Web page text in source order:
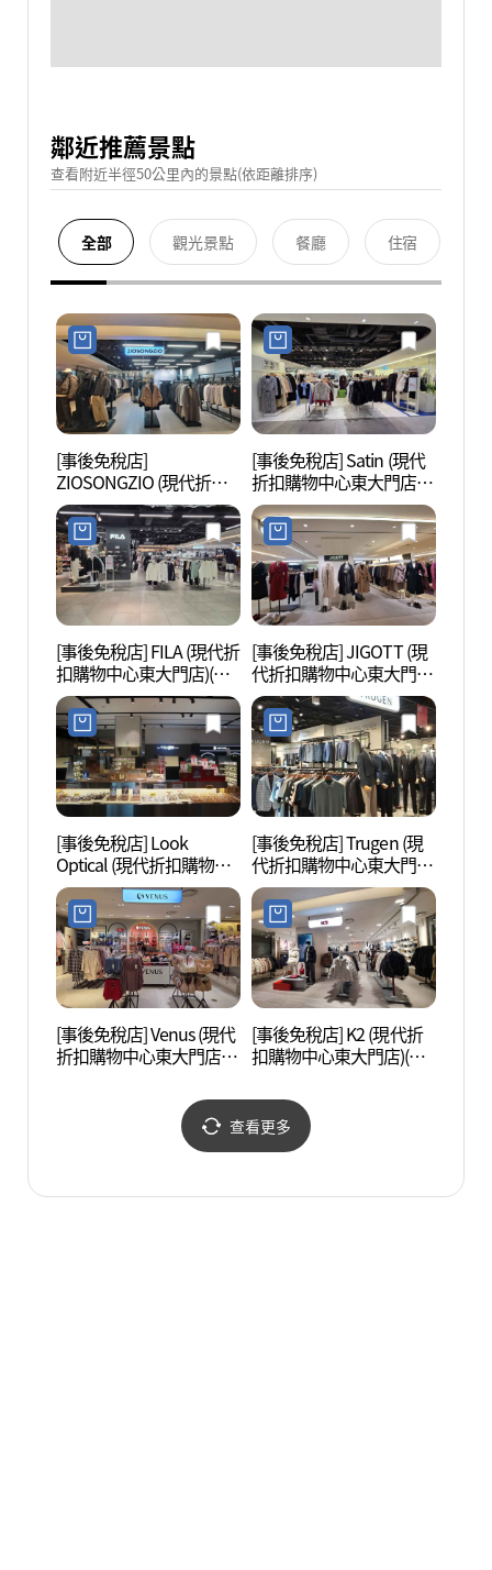
鄰近推薦景點
查看附近半徑50公里內的景點(依距離排序)
全部 觀光景點 餐廳 住宿
[事後免稅店]
ZIOSONGZIO (現代折扣
購物中心東大門店)(지오
송지오 현대아울렛 동대
문점)
[事後免稅店] Satin (現代
折扣購物中心東大門店)
(샤틴 현대아울렛 동대문
점)
[事後免稅店] FILA (現代折
扣購物中心東大門店)(휠
라 현대아울렛 동대문점)
[事後免稅店] JIGOTT (現
代折扣購物中心東大門
店)(JJ지고트 현대아울렛
동대문점)
[事後免稅店] Look
Optical (現代折扣購物中
心東大門店)(룩옵티컬 현
대아울렛 동대문점)
[事後免稅店] Trugen (現
代折扣購物中心東大門
店)(트루젠 현대아울렛 동
대문점)
[事後免稅店] Venus (現代
折扣購物中心東大門店)
[事後免稅店] K2 (現代折
扣購物中心東大門店)(K2
查看更多